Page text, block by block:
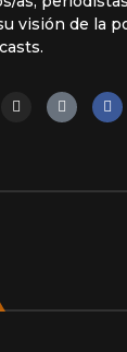
visión de la